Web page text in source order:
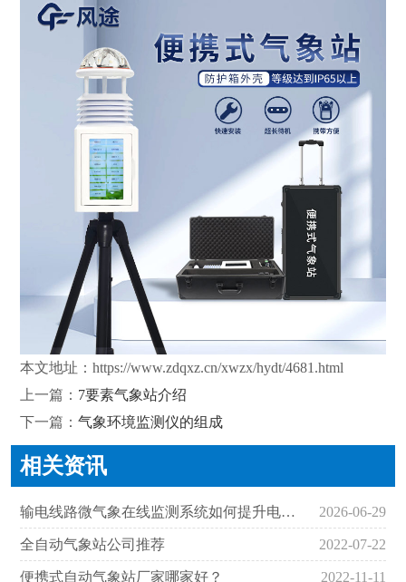
本文地址： https://www.zdqxz.cn/xwzx/hydt/4681.html
上一篇： 7要素气象站介绍
下一篇： 气象环境监测仪的组成
相关资讯
输电线路微气象在线监测系统如何提升电网抗灾能力 2026-06-29
全自动气象站公司推荐 2022-07-22
便携式自动气象站厂家哪家好？ 2022-11-11